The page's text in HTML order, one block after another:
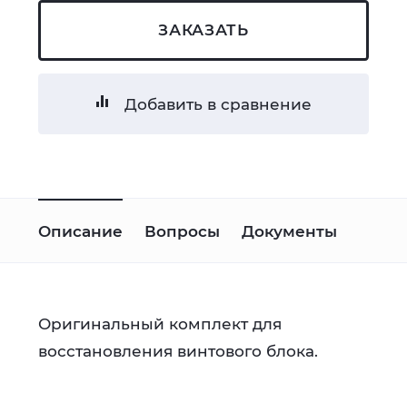
ЗАКАЗАТЬ
Добавить в сравнение
Описание Вопросы Документы
Оригинальный комплект для
восстановления винтового блока.